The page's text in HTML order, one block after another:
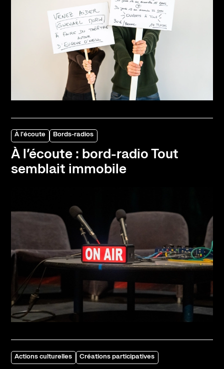
À l'écoute Bords-radios
À l’écoute : bord-radio Tout
semblait immobile
Actions culturelles Créations participatives